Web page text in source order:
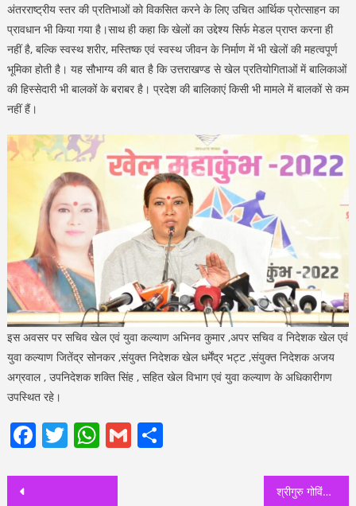
अंतरराष्ट्रीय स्तर की प्रतिभाओं को विकसित करने के लिए उचित आर्थिक प्रोत्साहन का
प्रावधान भी किया गया है।साथ ही कहा कि खेलों का उद्देश्य सिर्फ मेडल प्राप्त करना ही
नहीं है, बल्कि स्वस्थ शरीर, मस्तिष्क एवं स्वस्थ जीवन के निर्माण में भी खेलों की महत्वपूर्ण
भूमिका होती है। यह सौभाग्य की बात है कि उत्तराखण्ड से खेल प्रतियोगिताओं में बालिकाओं
की हिस्सेदारी भी बालकों के बराबर है। प्रदेश की बालिकाएं किसी भी मामले में बालकों से कम
नहीं हैं।
इस अवसर पर सचिव खेल एवं युवा कल्याण अभिनव कुमार ,अपर सचिव व निदेशक खेल एवं
युवा कल्याण जितेंद्र सोनकर ,संयुक्त निदेशक खेल धर्मेंद्र भट्ट ,संयुक्त निदेशक अजय
अग्रवाल , उपनिदेशक शक्ति सिंह , सहित खेल विभाग एवं युवा कल्याण के अधिकारीगण
उपस्थित रहे।
Facebook
Twitter
WhatsApp
GmailShare
Post
श्रीगुरु गोविंद सिंह जी के प्रकाशोत्सव पर निकाले गए नगरकीर्तन में रागी जत्थों ने शबद-गुरुवाणी का पाठ कर संगत को निहाल किया, मुस्लिमों ने भी किया नगर कीर्तन का स्वागत